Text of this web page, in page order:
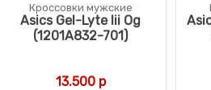
Кроссовки мужские
Asics Gel-Lyte Iii Og
(1201A832-701)
13.500р